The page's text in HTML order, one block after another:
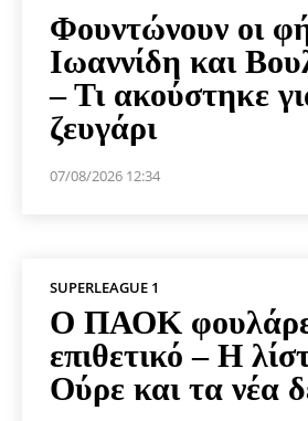
Φουντώνουν οι
Ιωαννίδη και
– Τι ακούστηκε
ζευγάρι
07/08/2026 12:34
SUPERLEAGUE 1
Ο ΠΑΟΚ
επιθετικό – Η
Ούρε και τα νέα